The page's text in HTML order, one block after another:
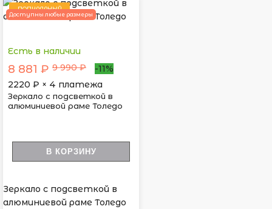
ПОПУЛЯРНЫЙ
Доступны любые размеры
Есть в наличии
8 881 ₽ 9 990 ₽
-11%
2220 ₽ × 4 платежа
Зеркало с подсветкой в
алюминиевой раме Толедо
В КОРЗИНУ
Зеркало с подсветкой в
алюминиевой раме Толедо